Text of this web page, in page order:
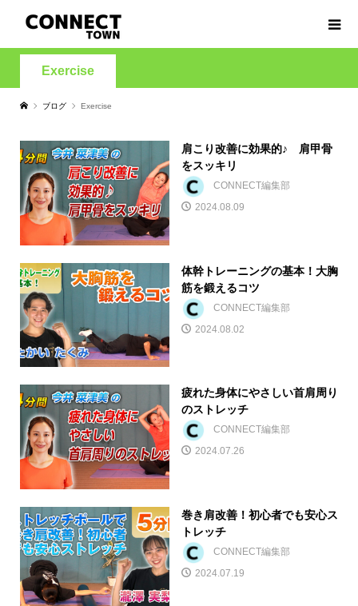
Exercise
ブログ Exercise
肩こり改善に効果的♪ 肩甲骨
をスッキリ
CONNECT編集部
2024.08.09
体幹トレーニングの基本！大胸
筋を鍛えるコツ
CONNECT編集部
2024.08.02
疲れた身体にやさしい首肩周り
のストレッチ
CONNECT編集部
2024.07.26
巻き肩改善！初心者でも安心ス
トレッチ
CONNECT編集部
2024.07.19